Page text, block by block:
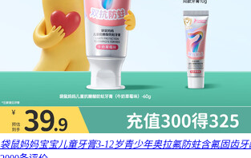
袋鼠妈妈宝宝儿童牙膏3-12岁青少年奥拉氟防蛀含氟固齿